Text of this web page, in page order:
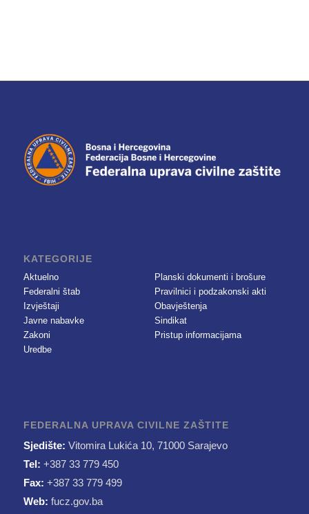
KATEGORIJE
Aktuelno
Federalni štab
Izvještaji
Javne nabavke
Zakoni
Uredbe
Planski dokumenti i brošure
Pravilnici i podzakonski akti
Obavještenja
Sindikat
Pristup informacijama
FEDERALNA UPRAVA CIVILNE ZAŠTITE
Sjedište: Vitomira Lukića 10, 71000 Sarajevo
Tel: +387 33 779 450
Fax: +387 33 779 499
Web: fucz.gov.ba